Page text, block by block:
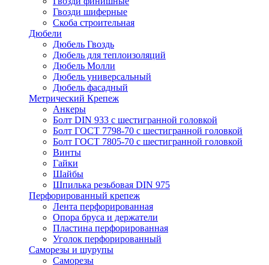
Гвозди шиферные
Скоба строительная
Дюбели
Дюбель Гвоздь
Дюбель для теплоизоляций
Дюбель Молли
Дюбель универсальный
Дюбель фасадный
Метрический Крепеж
Анкеры
Болт DIN 933 с шестигранной головкой
Болт ГОСТ 7798-70 с шестигранной головкой
Болт ГОСТ 7805-70 с шестигранной головкой
Винты
Гайки
Шайбы
Шпилька резьбовая DIN 975
Перфорированный крепеж
Лента перфорированная
Опора бруса и держатели
Пластина перфорированная
Уголок перфорированный
Саморезы и шурупы
Саморезы